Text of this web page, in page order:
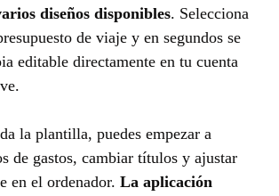
diseños disponibles. Selecciona
de viaje y en segundos se
editable directamente en tu cuenta
la plantilla, puedes empezar a
de gastos, cambiar títulos y ajustar
en el ordenador. La aplicación